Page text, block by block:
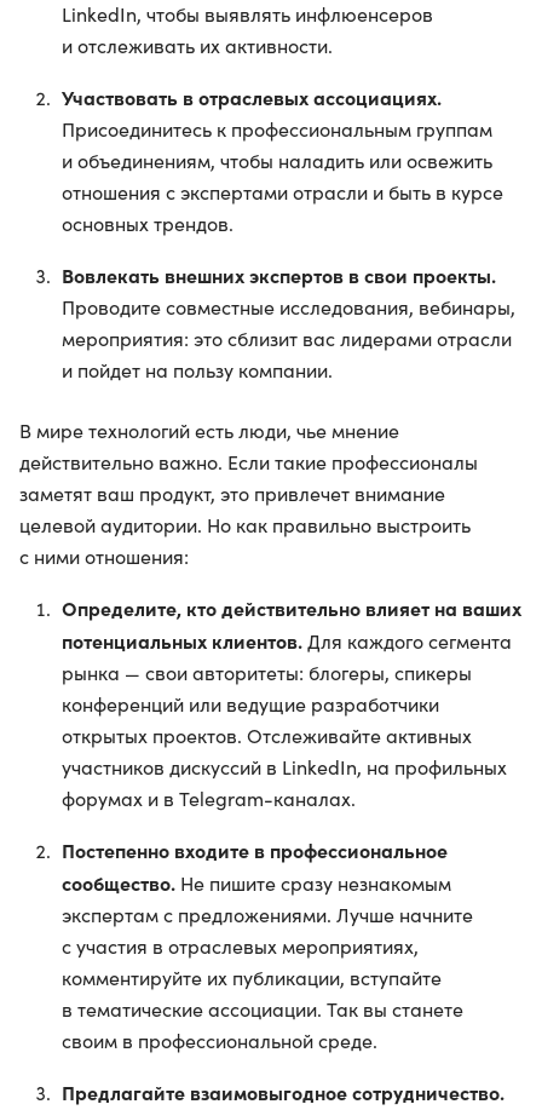
LinkedIn, чтобы выявлять инфлюенсеров
и отслеживать их активности.
Участвовать в отраслевых ассоциациях.
Присоединитесь к профессиональным группам
и объединениям, чтобы наладить или освежить
отношения с экспертами отрасли и быть в курсе
основных трендов.
Вовлекать внешних экспертов в свои проекты.
Проводите совместные исследования, вебинары,
мероприятия: это сблизит вас лидерами отрасли
и пойдет на пользу компании.
В мире технологий есть люди, чье мнение
действительно важно. Если такие профессионалы
заметят ваш продукт, это привлечет внимание
целевой аудитории. Но как правильно выстроить
с ними отношения:
Определите, кто действительно влияет на ваших
потенциальных клиентов.Для каждого сегмента
рынка — свои авторитеты: блогеры, спикеры
конференций или ведущие разработчики
открытых проектов. Отслеживайте активных
участников дискуссий в LinkedIn, на профильных
форумах и в Telegram-каналах.
Постепенно входите в профессиональное
сообщество. Не пишите сразу незнакомым
экспертам с предложениями. Лучше начните
с участия в отраслевых мероприятиях,
комментируйте их публикации, вступайте
в тематические ассоциации. Так вы станете
своим в профессиональной среде.
Предлагайте взаимовыгодное сотрудничество.